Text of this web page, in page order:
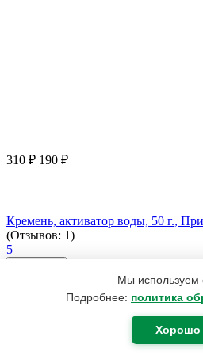
Мы используем
Подробнее: политика
Хорошо
310 ₽ 190 ₽
Кремень, активатор воды, 50 г.,
(Отзывов: 1)
5